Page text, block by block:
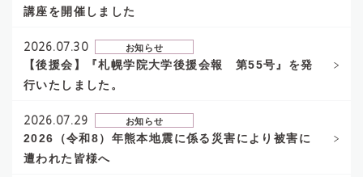
講座を開催しました
2026.07.30 お知らせ
【後援会】『札幌学院大学後援会報 第55号』を発
行いたしました。
2026.07.29 お知らせ
2026（令和8）年熊本地震に係る災害により被害に
遭われた皆様へ